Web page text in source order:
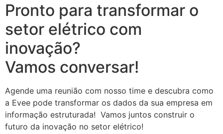
Pronto para transformar o
setor elétrico com
inovação?
Vamos conversar!
Agende uma reunião com nosso time e descubra como
a Evee pode transformar os dados da sua empresa em
informação estruturada! Vamos juntos construir o
futuro da inovação no setor elétrico!